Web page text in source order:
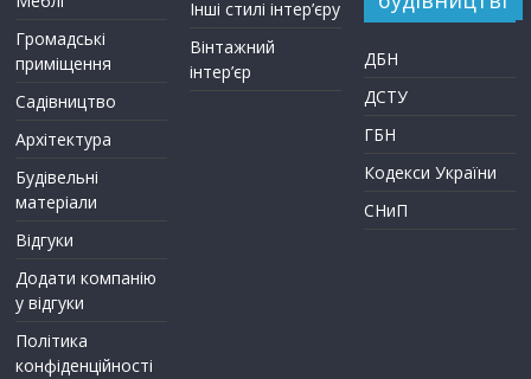
Громадські
приміщення
Садівництво
Архітектура
Будівельні
матеріали
Відгуки
Додати компанію
у відгуки
Політика
конфіденційності
Інші стилі інтер’єру
Вінтажний
інтер’єр
ДБН
ДСТУ
ГБН
Кодекси України
СНиП